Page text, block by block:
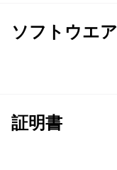
ソフトウエア
証明書